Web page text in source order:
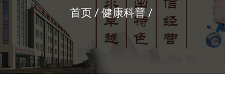
首页 健康科普